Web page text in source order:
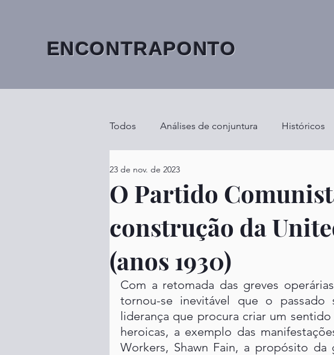
ENCONTRAPONTO
Todos Análises de conjuntura Históricos
O Partido
construção da
(anos 1930)
23 de nov. de 2023
Com a retomada das greves
tornou-se inevitável que o passado
liderança que procura criar um
heroicas, a exemplo das
Workers, Shawn Fain, a propósito